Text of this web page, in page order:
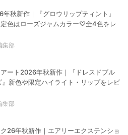
秋新作｜『グロウリップティント』
色はローズジャムカラー♡全4色をレ
集部
ート2026年秋新作｜『ドレスドブル
』新色や限定ハイライト・リップをレビ
集部
26年秋新作｜エアリーエクステンショ